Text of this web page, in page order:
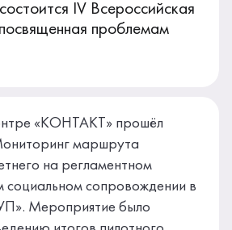
IV Всероссийская
проблемам
«КОНТАКТ» прошёл
маршрута
на регламентном
социальном сопровождении в
Мероприятие было